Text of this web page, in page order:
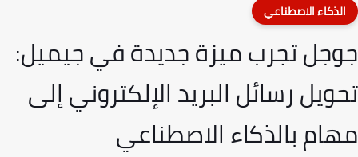
الاصطناعي
تجرب ميزة جديدة في جيميل:
رسائل البريد الإلكتروني إلى
بالذكاء الاصطناعي